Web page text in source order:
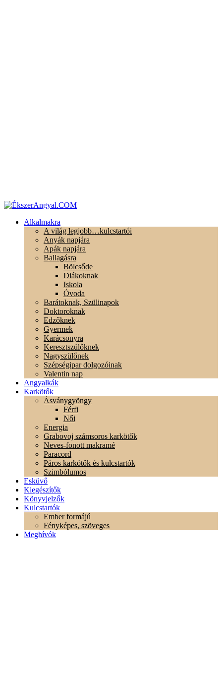
Alkalmakra
A világ legjobb…kulcstartói
Anyák napjára
Apák napjára
Ballagásra
Bölcsőde
Diákoknak
Iskola
Óvoda
Barátoknak, Szülinapok
Doktoroknak
Edzőknek
Gyermek
Karácsonyra
Keresztszülőknek
Nagyszülőnek
Szépségipar dolgozóinak
Valentin nap
Angyalkák
Karkötők
Ásványgyöngy
Férfi
Női
Energia
Grabovoj számsoros karkötők
Neves-fonott makramé
Paracord
Páros karkötők és kulcstartók
Szimbólumos
Esküvő
Kiegészítők
Könyvjelzők
Kulcstartók
Ember formájú
Fényképes, szöveges
Meghívók